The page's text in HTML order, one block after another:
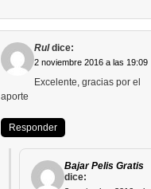
Rul dice:
2 noviembre 2016 a las 19:09
Excelente, gracias por el
aporte
Responder
Bajar Pelis Gratis
dice: